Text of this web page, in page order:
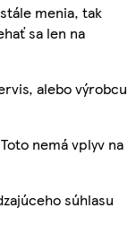
menia, tak
sa len na
alebo výrobcu
nemá vplyv na
súhlasu